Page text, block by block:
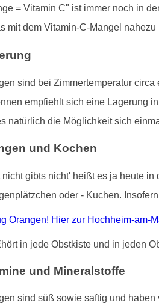
= Vitamin C" ist immer noch in
mit dem Vitamin-C-Mangel nahezu
sind bei Zimmertemperatur
empfiehlt sich eine Lagerung
natürlich die Möglichkeit sich
und Kochen
nicht gibts nicht' heißt es ja heute
oder - Kuchen.
Orangen! Hier zur Hochheim-am-
und Mineralstoffe
sind süß sowie saftig und